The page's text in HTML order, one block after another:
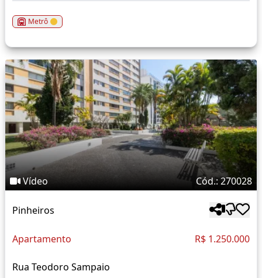
Metrô
Vídeo Cód.: 270028
Pinheiros
Apartamento R$ 1.250.000
Rua Teodoro Sampaio